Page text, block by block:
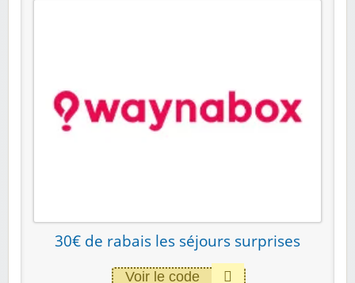
30€ de rabais les séjours surprises
Voir le code